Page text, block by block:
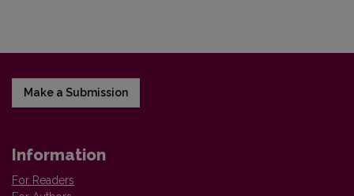
Make a Submission
Information
For Readers